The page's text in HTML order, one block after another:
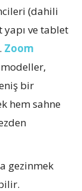
(dahili
ve tablet
Zoom
bir
hem sahne
gezinmek